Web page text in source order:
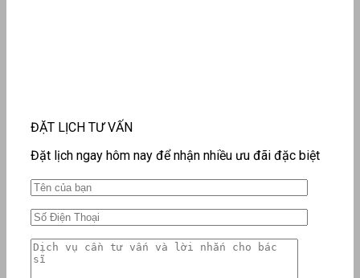
ĐẶT LỊCH TƯ VẤN
Đặt lịch ngay hôm nay để nhận nhiều ưu đãi đặc biệt